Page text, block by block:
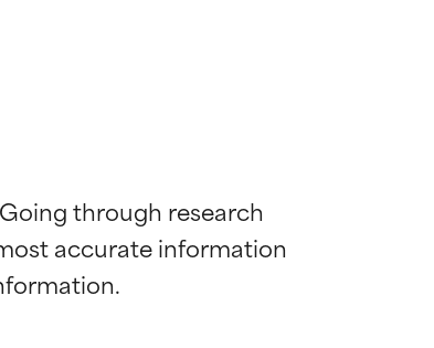
through research
accurate information